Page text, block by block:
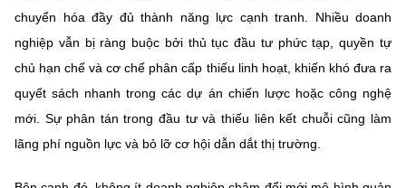
Tin địa phương
Tiêu chuẩn, đo lường, chất lượng
Năng lượng nguyên tử
Ảnh
Voice
Nhiệm vụ trọng tâm
Chọn ngôn ngữ
chuyển hóa đầy đủ thành năng lực cạnh tranh. Nhiều doanh
nghiệp vẫn bị ràng buộc bởi thủ tục đầu tư phức tạp, quyền tự
chủ hạn chế và cơ chế phân cấp thiếu linh hoạt, khiến khó đưa ra
quyết sách nhanh trong các dự án chiến lược hoặc công nghệ
mới. Sự phân tán trong đầu tư và thiếu liên kết chuỗi cũng làm
lãng phí nguồn lực và bỏ lỡ cơ hội dẫn dắt thị trường.